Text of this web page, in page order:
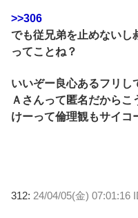
>>306
でも従兄弟を止めないし
ってことね？
いいぞー良心あるフリし
Ａさんって匿名だから
けーって倫理観もサイコ
312: 24/04/05(金) 07:01:16